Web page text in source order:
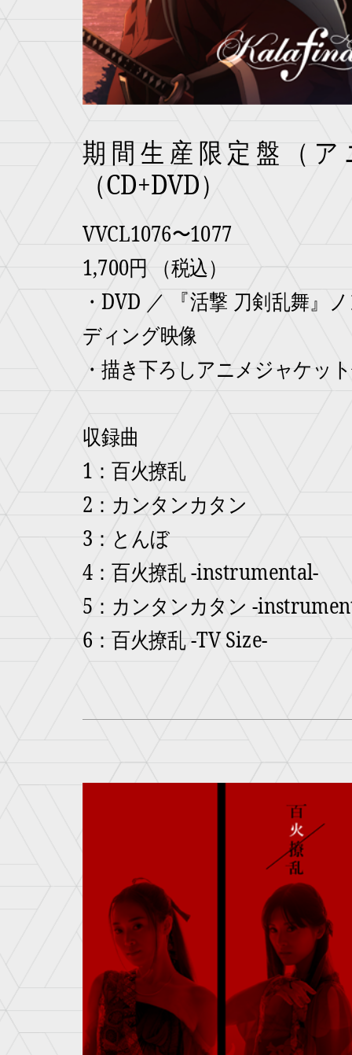
期間生産限定盤（ア
（CD+DVD）
VVCL1076〜1077
1,700円 （税込）
・DVD ／ 『活撃 刀剣乱舞』
ディング映像
・描き下ろしアニメジャケッ
収録曲
1：百火撩乱
2：カンタンカタン
3：とんぼ
4：百火撩乱 -instrumental-
5：カンタンカタン -
6：百火撩乱 -TV Size-